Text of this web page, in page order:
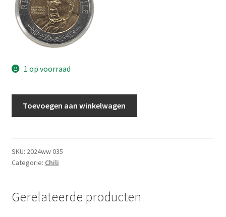
1 op voorraad
UNC
aantal
Toevoegen aan winkelwagen
SKU: 2024ww 035
Categorie: Chili
Gerelateerde producten